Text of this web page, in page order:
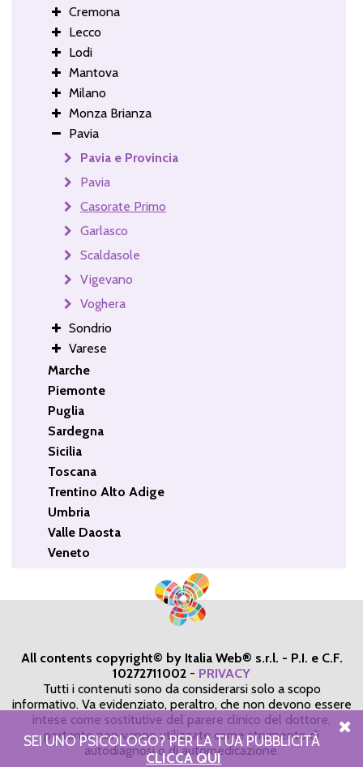
Cremona
Lecco
Lodi
Mantova
Milano
Monza Brianza
Pavia
Pavia e Provincia
Pavia
Casorate Primo
Garlasco
Scaldasole
Vigevano
Voghera
Sondrio
Varese
Marche
Piemonte
Puglia
Sardegna
Sicilia
Toscana
Trentino Alto Adige
Umbria
Valle Daosta
Veneto
All contents copyright© by Italia Web® s.r.l. - P.I. e C.F.
10272711002 - PRIVACY
Tutti i contenuti sono da considerarsi solo a scopo
informativo. Va evidenziato, peraltro, che non devono essere
intese come sostitutive del parere clinico del dottore,
pertanto non vanno utilizzate come strumento di
autodiagnosi o di automedicazione.
SEI UNO PSICOLOGO? PER LA TUA PUBBLICITÀ
CLICCA QUI